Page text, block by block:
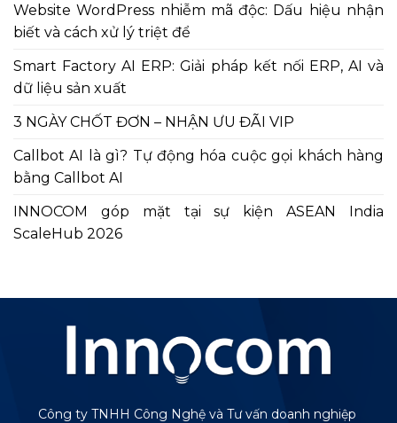
Website WordPress nhiễm mã độc: Dấu hiệu nhận
biết và cách xử lý triệt để
Smart Factory AI ERP: Giải pháp kết nối ERP, AI và
dữ liệu sản xuất
3 NGÀY CHỐT ĐƠN – NHẬN ƯU ĐÃI VIP
Callbot AI là gì? Tự động hóa cuộc gọi khách hàng
bằng Callbot AI
INNOCOM góp mặt tại sự kiện ASEAN India
ScaleHub 2026
Công ty TNHH Công Nghệ và Tư vấn doanh nghiệp